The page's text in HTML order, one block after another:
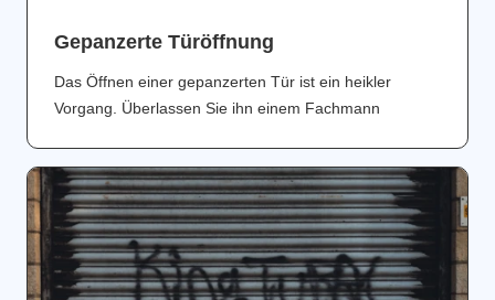
Gepanzerte Türöffnung
Das Öffnen einer gepanzerten Tür ist ein heikler
Vorgang. Überlassen Sie ihn einem Fachmann